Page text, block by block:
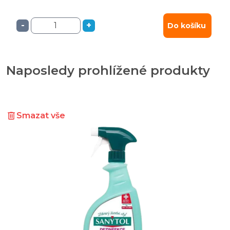
- + Do košíku
Naposledy prohlížené produkty
Smazat vše